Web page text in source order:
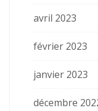
avril 2023
février 2023
janvier 2023
décembre